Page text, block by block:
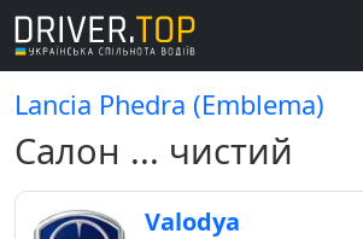
Lancia Phedra (Emblema)
Салон ... чистий
Valodya